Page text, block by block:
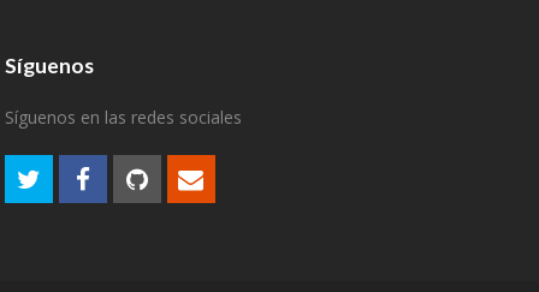
Síguenos
Síguenos en las redes sociales